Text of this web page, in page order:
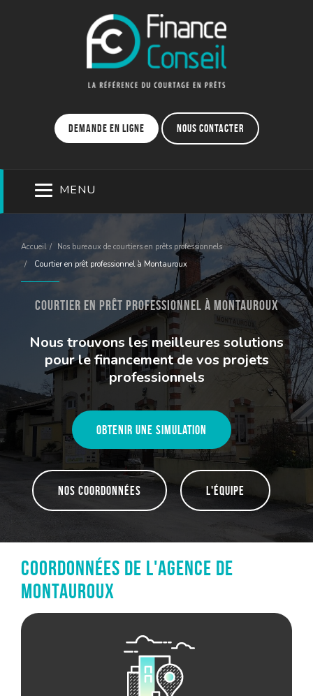
Demande en ligne Nous contacter
MENU
Accueil
Nos bureaux de courtiers en prêts professionnels
Courtier en prêt professionnel à Montauroux
Courtier en prêt professionnel à Montauroux
Nous trouvons les meilleures solutions
pour le financement de vos projets
professionnels
Obtenir une simulation
Nos coordonnées L'équipe
Coordonnées de l'agence de
Montauroux